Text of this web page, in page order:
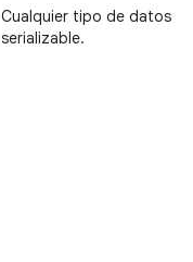
Cualquier tipo de datos
serializable.